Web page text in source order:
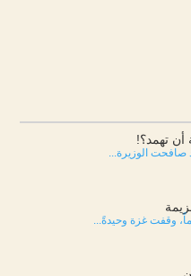
أن تهمد؟!
صافحت الوزيرة...